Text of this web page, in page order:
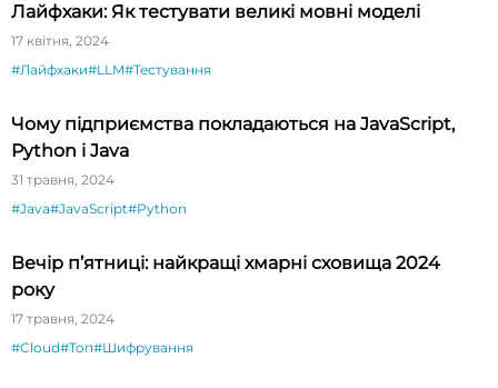
Лайфхаки: Як тестувати великі мовні моделі
17 квітня, 2024
#Лайфхаки#LLM#Тестування
Чому підприємства покладаються на JavaScript,
Python і Java
31 травня, 2024
#Java#JavaScript#Python
Вечір п’ятниці: найкращі хмарні сховища 2024
року
17 травня, 2024
#Cloud#Топ#Шифрування